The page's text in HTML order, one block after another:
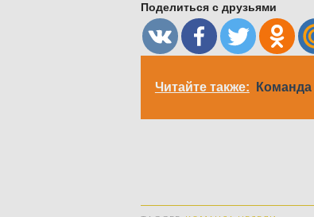
Поделиться с друзьями
Читайте также: Команда